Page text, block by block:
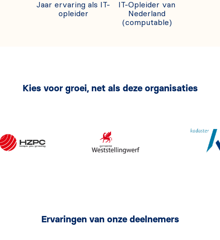
Jaar ervaring als IT-
opleider
IT-Opleider van
Nederland
(computable)
Kies voor groei, net als deze organisaties
Ervaringen van onze deelnemers